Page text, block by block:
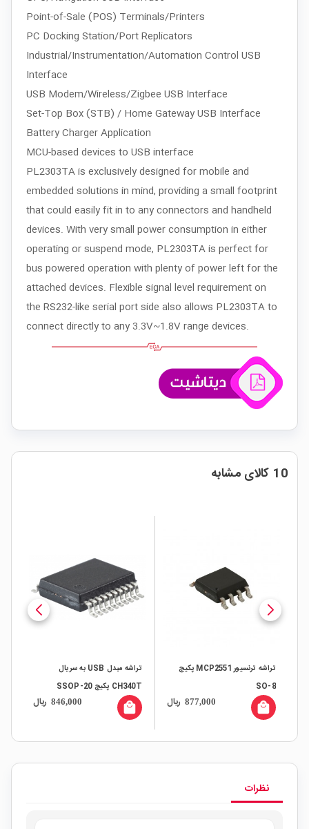
Point-of-Sale (POS) Terminals/Printers
PC Docking Station/Port Replicators
Industrial/Instrumentation/Automation Control USB
Interface
USB Modem/Wireless/Zigbee USB Interface
Set-Top Box (STB) / Home Gateway USB Interface
Battery Charger Application
MCU-based devices to USB interface
PL2303TA is exclusively designed for mobile and
embedded solutions in mind, providing a small footprint
that could easily fit in to any connectors and handheld
devices. With very small power consumption in either
operating or suspend mode, PL2303TA is perfect for
bus powered operation with plenty of power left for the
attached devices. Flexible signal level requirement on
the RS232-like serial port side also allows PL2303TA to
connect directly to any 3.3V~1.8V range devices.
10 کالای مشابه
تراشه ترنسیور MCP2551 پکیج
SO-8
877,000 ریال local_mall
تراشه مبدل USB به سریال
CH340T پکیج SSOP-20
846,000 ریال local_mall
نظرات